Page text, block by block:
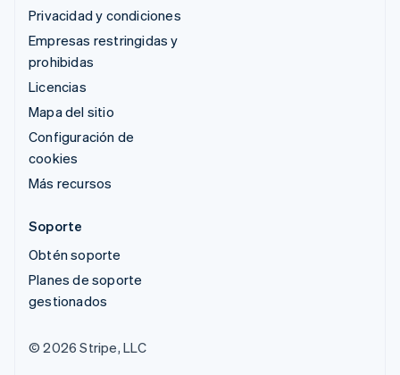
Privacidad y condiciones
Empresas restringidas y
prohibidas
Licencias
Mapa del sitio
Configuración de
cookies
Más recursos
Soporte
Obtén soporte
Planes de soporte
gestionados
© 2026 Stripe, LLC